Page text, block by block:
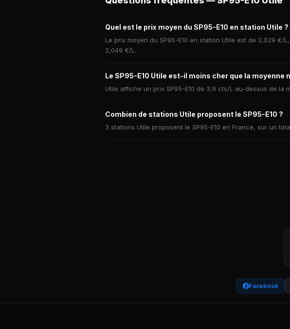
Quel est le prix moyen du SP95-E10 en station Utile ?
Le prix moyen du SP95-E10 en station Utile est de 2,029
2,049 €/L.
Le SP95-E10 Utile est-il moins cher que la moyenne
Utile affiche un prix SP95-E10 de 3,9 cts/L au-dessus de la
Combien de stations Utile proposent le SP95-E10 ?
3 stations Utile proposent le SP95-E10 en France, sur un
Facebook